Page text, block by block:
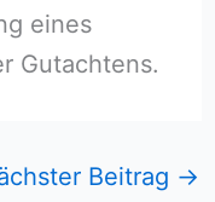
eines
Gutachtens.
Beitrag →